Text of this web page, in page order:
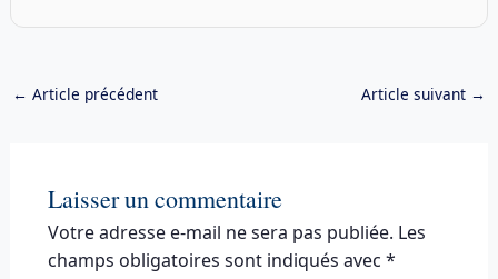
← Article précédent Article suivant →
Laisser un commentaire
Votre adresse e-mail ne sera pas publiée. Les
champs obligatoires sont indiqués avec *